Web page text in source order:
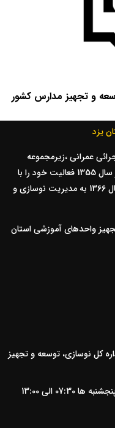
و تجهیز مدارس کشور
یزد
عمراني ،زيرمجموعه
سازمان نوسازي مدارس کشور مي باشد که در سال 1355 فعاليت خود را با
عنوان گروه نوسازي مدارس آغاز نموده، در سال 1366 به مديريت نوسازي و
واحدهاي آموزشي استان
کل نوسازی، توسعه و تجهیز